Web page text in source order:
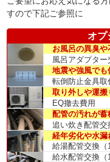
すので下記ご参照に
オプ
お風呂の異臭
風呂アダプター
地震や強風でも
転倒防止金具取
取り外しや運
EQ撤去費用
配管の汚れが
追い炊き配管交
経年劣化や水漏
給湯配管交換（
給水配管交換（